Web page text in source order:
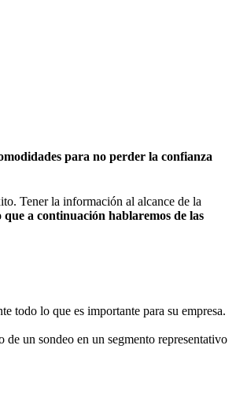
para no perder la confianza
Tener la información al alcance de la
a continuación hablaremos de las
todo lo que es importante para su empresa.
un sondeo en un segmento representativo